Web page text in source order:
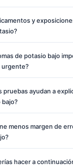
y
de potasio bajo
urgente?
pruebas ayudan a
bajo?
menos margen de
hacer a